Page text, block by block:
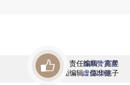
责任编辑：高昱
版面编辑：陈华懿子
首席赞赏官
虚位以待